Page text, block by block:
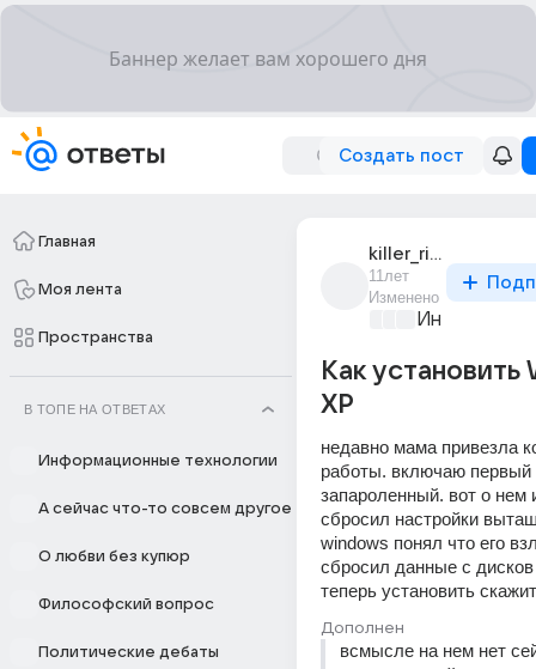
Создать пост
Главная
Моя лента
Пространства
В ТОПЕ НА ОТВЕТАХ
Информационные технологии
А сейчас что-то совсем другое
О любви без купюр
Философский вопрос
Политические дебаты
killer_riott
11лет
Изменено
Как установить
XP
недавно мама привезла
работы. включаю первый
запароленный. вот о нем
сбросил настройки
windows понял что его
сбросил данные с
теперь установить
Дополнен
всмысле на нем нет